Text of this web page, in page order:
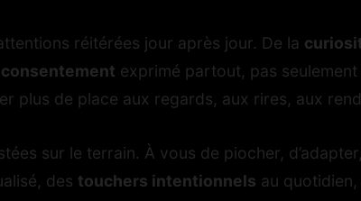
réitérées jour après jour. De la
consentement exprimé partout, pas seulement
plus de place aux regards, aux rires, aux
sur le terrain. À vous de piocher,
des touchers intentionnels au quotidien,